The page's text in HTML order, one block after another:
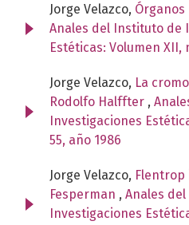
Jorge Velazco,
Anales del Instituto de
Estéticas: Volumen XII,
Jorge Velazco, La
Rodolfo Halffter ,
Investigaciones
55, año 1986
Jorge Velazco, Flentrop
Fesperman , Anales
Investigaciones